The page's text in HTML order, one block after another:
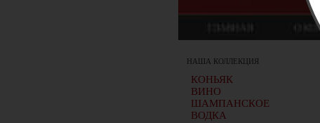
НАША КОЛЛЕКЦИЯ
КОНЬЯК
ВИНО
ШАМПАНСКОЕ
ВОДКА